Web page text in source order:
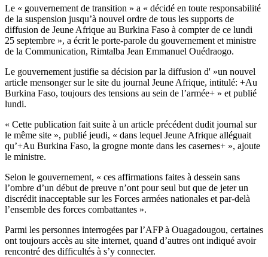
Le « gouvernement de transition » a « décidé en toute responsabilité
de la suspension jusqu’à nouvel ordre de tous les supports de
diffusion de Jeune Afrique au Burkina Faso à compter de ce lundi
25 septembre », a écrit le porte-parole du gouvernement et ministre
de la Communication, Rimtalba Jean Emmanuel Ouédraogo.
Le gouvernement justifie sa décision par la diffusion d' »un nouvel
article mensonger sur le site du journal Jeune Afrique, intitulé: +Au
Burkina Faso, toujours des tensions au sein de l’armée+ » et publié
lundi.
« Cette publication fait suite à un article précédent dudit journal sur
le même site », publié jeudi, « dans lequel Jeune Afrique alléguait
qu’+Au Burkina Faso, la grogne monte dans les casernes+ », ajoute
le ministre.
Selon le gouvernement, « ces affirmations faites à dessein sans
l’ombre d’un début de preuve n’ont pour seul but que de jeter un
discrédit inacceptable sur les Forces armées nationales et par-delà
l’ensemble des forces combattantes ».
Parmi les personnes interrogées par l’AFP à Ouagadougou, certaines
ont toujours accès au site internet, quand d’autres ont indiqué avoir
rencontré des difficultés à s’y connecter.